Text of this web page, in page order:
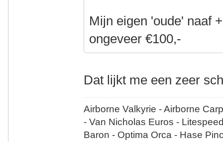
Mijn eigen 'oude' naaf
ongeveer €100,-
Dat lijkt me een zeer
Airborne Valkyrie - Airborne
- Van Nicholas Euros -
Baron - Optima Orca - Hase